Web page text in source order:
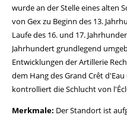
wurde an der Stelle eines alten
von Gex zu Beginn des 13.
Laufe des 16. und 17.
Jahrhundert grundlegend
Entwicklungen der Artillerie
dem Hang des Grand Crêt
kontrolliert die Schlucht von
Merkmale: Der Standort ist